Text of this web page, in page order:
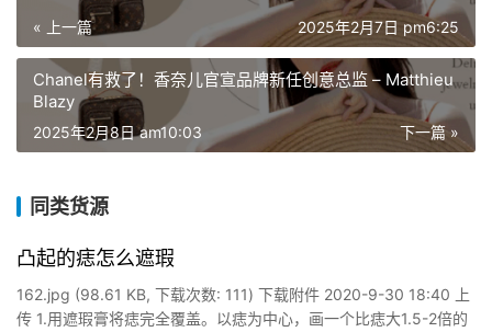
« 上一篇 2025年2月7日 pm6:25
Chanel有救了！香奈儿官宣品牌新任创意总监 – Matthieu
Blazy
下一篇 »
2025年2月8日 am10:03
同类货源
凸起的痣怎么遮瑕
162.jpg (98.61 KB, 下载次数: 111) 下载附件 2020-9-30 18:40 上
传 1.用遮瑕膏将痣完全覆盖。以痣为中心，画一个比痣大1.5-2倍的